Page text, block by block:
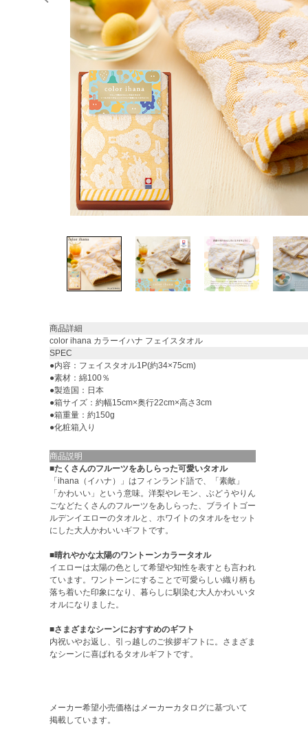
商品詳細
color ihana カラーイハナ フェイスタオル
SPEC
●内容：フェイスタオル1P(約34×75cm)
●素材：綿100％
●製造国：日本
●箱サイズ：約幅15cm×奥行22cm×高さ3cm
●箱重量：約150g
●化粧箱入り
商品説明
■たくさんのフルーツをあしらった可愛いタオル
「ihana（イハナ）」はフィンランド語で、「素敵」
「かわいい」という意味。洋梨やレモン、ぶどうやりん
ごなどたくさんのフルーツをあしらった、ブライトゴー
ルデンイエローのタオルと、ホワイトのタオルをセット
にした大人かわいいギフトです。
■晴れやかな太陽のワントーンカラータオル
イエローは太陽の色として希望や知性を表すとも言われ
ています。ワントーンにすることで可愛らしい織り柄も
落ち着いた印象になり、暮らしに馴染む大人かわいいタ
オルになりました。
■さまざまなシーンにおすすめのギフト
内祝いやお返し、引っ越しのご挨拶ギフトに。さまざま
なシーンに喜ばれるタオルギフトです。
メーカー希望小売価格はメーカーカタログに基づいて
掲載しています。